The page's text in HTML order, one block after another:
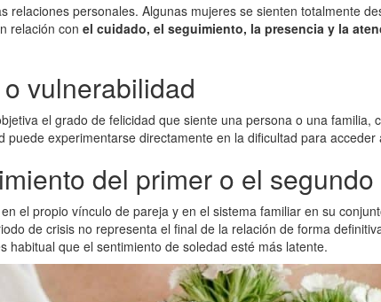
relaciones personales. Algunas mujeres se sienten totalmente
relación con el cuidado, el seguimiento, la presencia y la
vulnerabilidad
el grado de felicidad que siente una persona o una familia,
puede experimentarse directamente en la dificultad para
del primer o el
el propio vínculo de pareja y en el sistema familiar en su
de crisis no representa el final de la relación de forma
que el sentimiento de soledad esté más latente.